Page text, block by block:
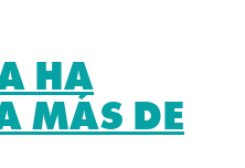
HA
MÁS DE